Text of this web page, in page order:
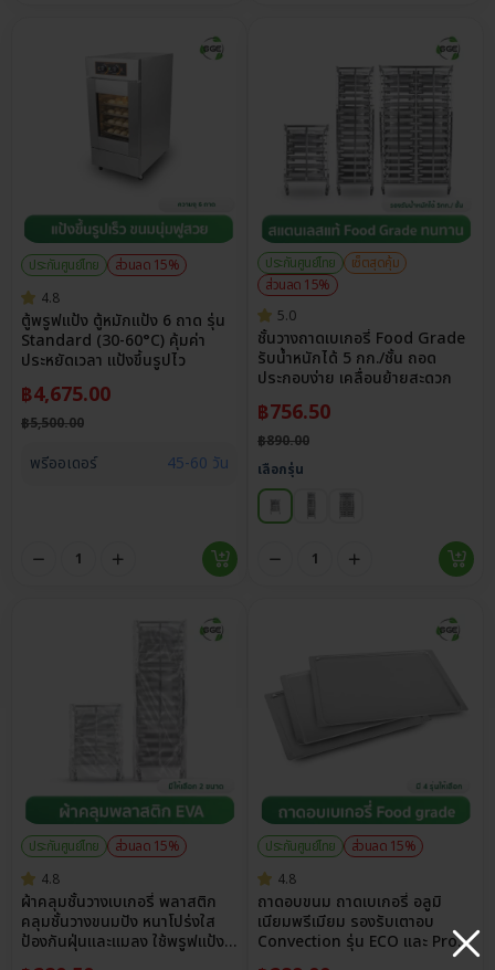
ประกันศูนย์ไทย
ส่วนลด 15%
4.8
ตู้พรูฟแป้ง ตู้หมักแป้ง 6 ถาด รุ่น
Standard (30-60°C) คุ้มค่า
ประหยัดเวลา แป้งขึ้นรูปไว
฿4,675.00
฿5,500.00
พรีออเดอร์ 45-60 วัน
ประกันศูนย์ไทย
เซ็ตสุดคุ้ม
ส่วนลด 15%
5.0
ชั้นวางถาดเบเกอรี่ Food Grade
รับน้ำหนักได้ 5 กก./ชั้น ถอด
ประกอบง่าย เคลื่อนย้ายสะดวก
฿756.50
฿890.00
เลือกรุ่น
ประกันศูนย์ไทย
ส่วนลด 15%
4.8
ผ้าคลุมชั้นวางเบเกอรี่ พลาสติก
คลุมชั้นวางขนมปัง หนาโปร่งใส
ป้องกันฝุ่นและแมลง ใช้พรูฟแป้ง
ประกันศูนย์ไทย
ส่วนลด 15%
4.8
ถาดอบขนม ถาดเบเกอรี่ อลูมิ
เนียมพรีเมียม รองรับเตาอบ
Convection รุ่น ECO และ Pro